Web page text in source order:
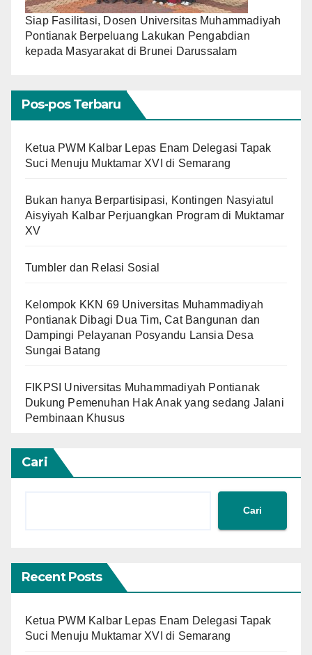
Siap Fasilitasi, Dosen Universitas Muhammadiyah
Pontianak Berpeluang Lakukan Pengabdian
kepada Masyarakat di Brunei Darussalam
Pos-pos Terbaru
Ketua PWM Kalbar Lepas Enam Delegasi Tapak
Suci Menuju Muktamar XVI di Semarang
Bukan hanya Berpartisipasi, Kontingen Nasyiatul
Aisyiyah Kalbar Perjuangkan Program di Muktamar
XV
Tumbler dan Relasi Sosial
Kelompok KKN 69 Universitas Muhammadiyah
Pontianak Dibagi Dua Tim, Cat Bangunan dan
Dampingi Pelayanan Posyandu Lansia Desa
Sungai Batang
FIKPSI Universitas Muhammadiyah Pontianak
Dukung Pemenuhan Hak Anak yang sedang Jalani
Pembinaan Khusus
Cari
Cari
Recent Posts
Ketua PWM Kalbar Lepas Enam Delegasi Tapak
Suci Menuju Muktamar XVI di Semarang